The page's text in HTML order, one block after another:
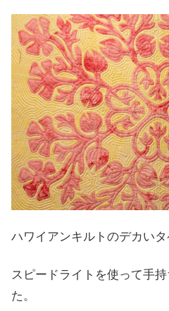
ハワイアンキルトのデカいタ
スピードライトを使って手
た。